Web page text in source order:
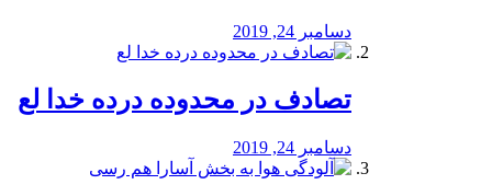
دسامبر 24, 2019
تصادف در محدوده درده خدا لع
دسامبر 24, 2019